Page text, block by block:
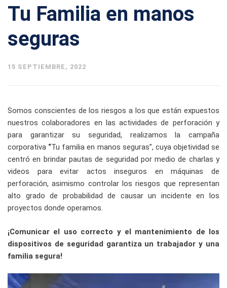
Tu Familia en manos
seguras
15 SEPTIEMBRE, 2022
Somos conscientes de los riesgos a los que están expuestos
nuestros colaboradores en las actividades de perforación y
para garantizar su seguridad, realizamos la campaña
corporativa “Tu familia en manos seguras”, cuya objetividad se
centró en brindar pautas de seguridad por medio de charlas y
videos para evitar actos inseguros en máquinas de
perforación, asimismo controlar los riesgos que representan
alto grado de probabilidad de causar un incidente en los
proyectos donde operamos.
¡Comunicar el uso correcto y el mantenimiento de los
dispositivos de seguridad garantiza un trabajador y una
familia segura!